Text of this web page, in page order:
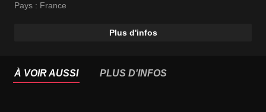
Pays : France
Plus d'infos
À VOIR AUSSI PLUS D'INFOS